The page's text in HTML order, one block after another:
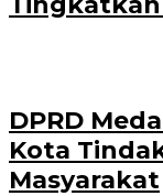
DPRD
Kota
Masyarakat